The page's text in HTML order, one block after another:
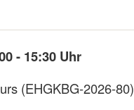
- 15:30 Uhr
(EHGKBG-2026-80)